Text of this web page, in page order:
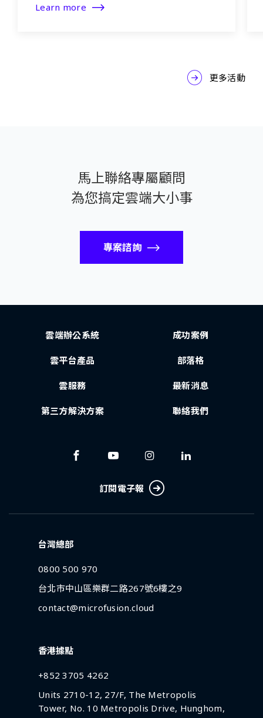
Learn more
更多活動
馬上聯絡專屬顧問
為您搞定雲端大小事
專案諮詢
雲端辦公系統
雲平台產品
雲服務
第三方解決方案
成功案例
部落格
最新消息
聯絡我們
訂閱電子報
台灣總部
0800 500 970
台北市中山區樂群二路267號6樓之9
contact@microfusion.cloud
香港據點
+852 3705 4262
Units 2710-12, 27/F, The Metropolis
Tower, No. 10 Metropolis Drive, Hunghom,